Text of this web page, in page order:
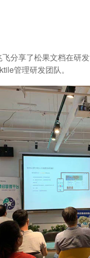
分享了松果文档在研
管理研发团队。